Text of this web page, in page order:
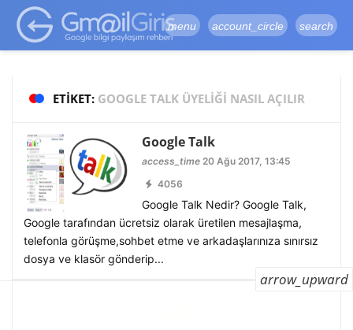
google-site-
verification=vqSI0upH550kabR5X8xpjMYieaXmuBueYgCJBW3uetM
menu account_circle search
ETIKET: GOOGLE TALK ÜYELIĞI NASIL AÇILIR
Google Talk
access_time20 Ağu 2017, 13:45
4056
Google Talk Nedir? Google Talk,
Google tarafından ücretsiz olarak üretilen mesajlaşma,
telefonla görüşme,sohbet etme ve arkadaşlarınıza sınırsız
dosya ve klasör gönderip...
arrow_upward